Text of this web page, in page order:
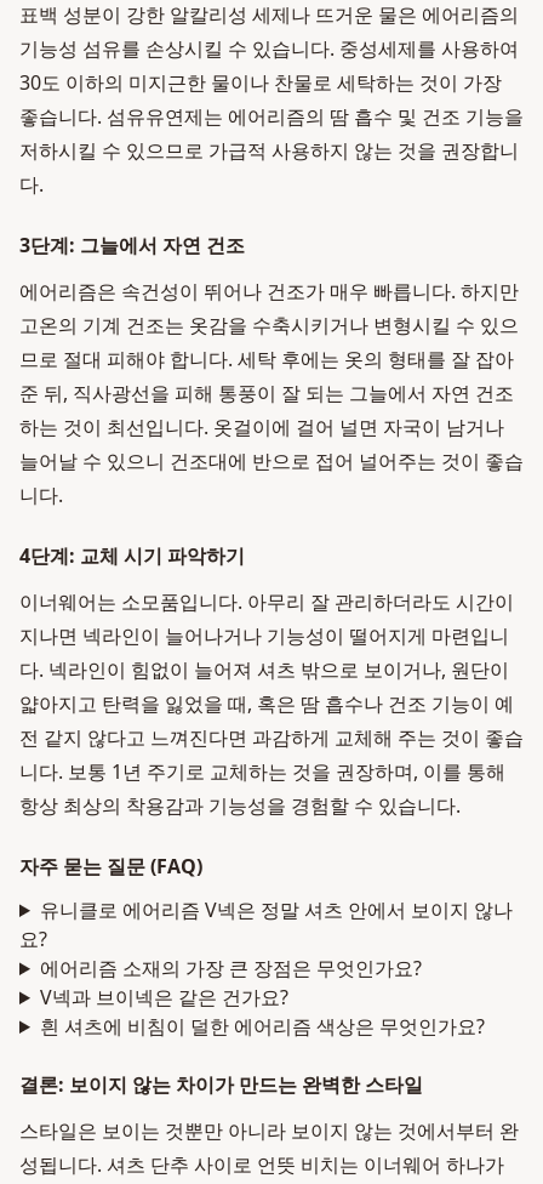
표백 성분이 강한 알칼리성 세제나 뜨거운 물은 에어리즘의
기능성 섬유를 손상시킬 수 있습니다. 중성세제를 사용하여
30도 이하의 미지근한 물이나 찬물로 세탁하는 것이 가장
좋습니다. 섬유유연제는 에어리즘의 땀 흡수 및 건조 기능을
저하시킬 수 있으므로 가급적 사용하지 않는 것을 권장합니
다.
3단계: 그늘에서 자연 건조
에어리즘은 속건성이 뛰어나 건조가 매우 빠릅니다. 하지만
고온의 기계 건조는 옷감을 수축시키거나 변형시킬 수 있으
므로 절대 피해야 합니다. 세탁 후에는 옷의 형태를 잘 잡아
준 뒤, 직사광선을 피해 통풍이 잘 되는 그늘에서 자연 건조
하는 것이 최선입니다. 옷걸이에 걸어 널면 자국이 남거나
늘어날 수 있으니 건조대에 반으로 접어 널어주는 것이 좋습
니다.
4단계: 교체 시기 파악하기
이너웨어는 소모품입니다. 아무리 잘 관리하더라도 시간이
지나면 넥라인이 늘어나거나 기능성이 떨어지게 마련입니
다. 넥라인이 힘없이 늘어져 셔츠 밖으로 보이거나, 원단이
얇아지고 탄력을 잃었을 때, 혹은 땀 흡수나 건조 기능이 예
전 같지 않다고 느껴진다면 과감하게 교체해 주는 것이 좋습
니다. 보통 1년 주기로 교체하는 것을 권장하며, 이를 통해
항상 최상의 착용감과 기능성을 경험할 수 있습니다.
자주 묻는 질문 (FAQ)
유니클로 에어리즘 V넥은 정말 셔츠 안에서 보이지 않나
요?
에어리즘 소재의 가장 큰 장점은 무엇인가요?
V넥과 브이넥은 같은 건가요?
흰 셔츠에 비침이 덜한 에어리즘 색상은 무엇인가요?
결론: 보이지 않는 차이가 만드는 완벽한 스타일
스타일은 보이는 것뿐만 아니라 보이지 않는 것에서부터 완
성됩니다. 셔츠 단추 사이로 언뜻 비치는 이너웨어 하나가